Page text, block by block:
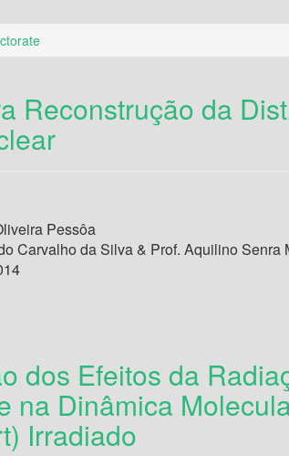
Reconstrução da
Pessôa
Carvalho da Silva & Prof. Aquilino Senra
dos Efeitos da
na Dinâmica
Irradiado